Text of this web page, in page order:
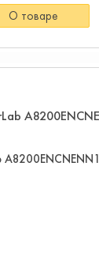
О товаре
A8200ENCNENN1